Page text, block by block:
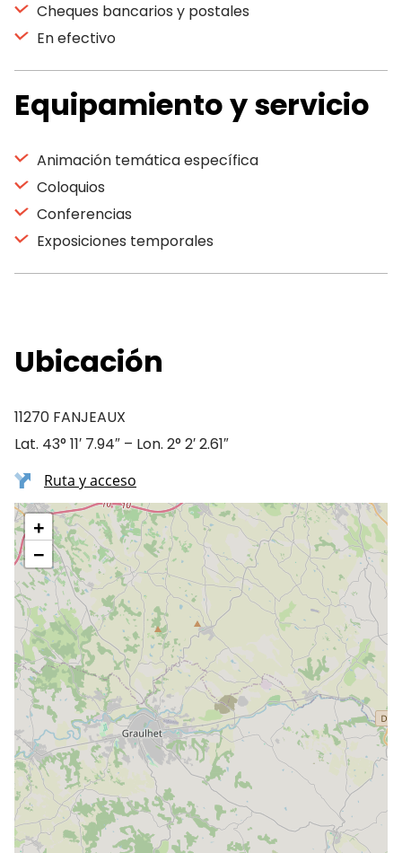
Cheques bancarios y postales
En efectivo
Equipamiento y servicio
Animación temática específica
Coloquios
Conferencias
Exposiciones temporales
Ubicación
11270 FANJEAUX
Lat. 43° 11′ 7.94″ – Lon. 2° 2′ 2.61″
Ruta y acceso
+
−